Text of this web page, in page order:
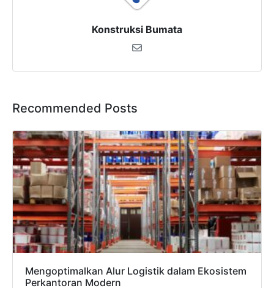
Konstruksi Bumata
Recommended Posts
Mengoptimalkan Alur Logistik dalam Ekosistem
Perkantoran Modern